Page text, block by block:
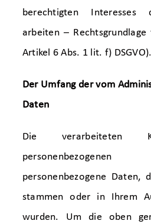
berechtigten Interesses
arbeiten –
Artikel 6 Abs. 1 lit. f) DSGVO).
Der Umfang der vom
Daten
Die verarbeiteten
personenbezogene
stammen oder in Ihrem
wurden. Um die oben